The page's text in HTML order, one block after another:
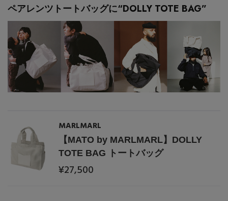
コート
ルームウェア・パジャマ
ボディバッグ・ウェストポーチ
クラッチバッグ
ボストンバッグ
ベルト
グローブ
ポーチ
チャーム・ストラップ
コサージュ・ブローチ
アンクレット
チャーム
バッグ・小物
水着・スイムウェア
特集一覧
NEW IN BRAND
HOT STYLE
EDITOR'S CLOSET
ペアレンツトートバッグに“DOLLY TOTE BAG”
MARLMARL
【MATO by MARLMARL】DOLLY
TOTE BAG トートバッグ
¥27,500